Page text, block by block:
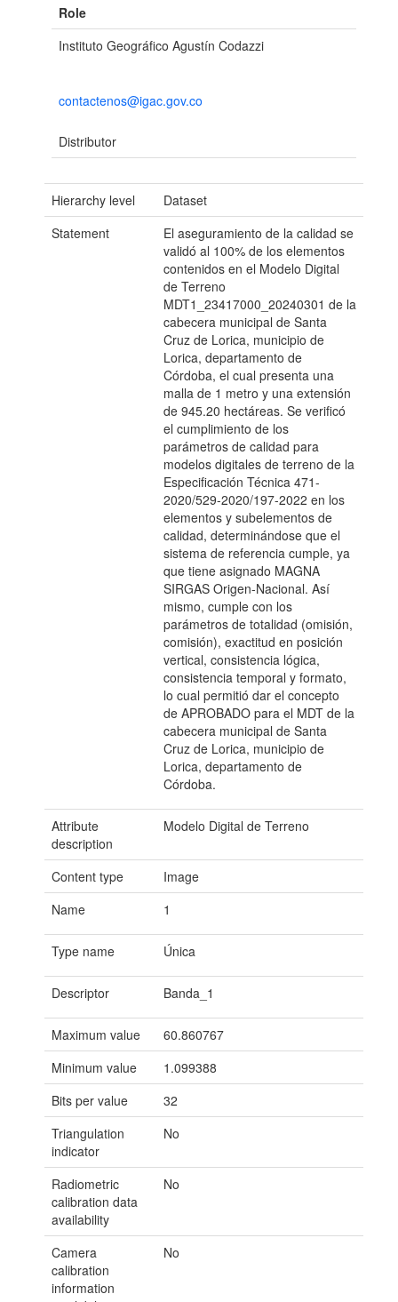
Role
Instituto Geográfico Agustín Codazzi
contactenos@igac.gov.co
Distributor
Hierarchy level
Dataset
Statement
El aseguramiento de la calidad se
validó al 100% de los elementos
contenidos en el Modelo Digital
de Terreno
MDT1_23417000_20240301 de la
cabecera municipal de Santa
Cruz de Lorica, municipio de
Lorica, departamento de
Córdoba, el cual presenta una
malla de 1 metro y una extensión
de 945.20 hectáreas. Se verificó
el cumplimiento de los
parámetros de calidad para
modelos digitales de terreno de la
Especificación Técnica 471-
2020/529-2020/197-2022 en los
elementos y subelementos de
calidad, determinándose que el
sistema de referencia cumple, ya
que tiene asignado MAGNA
SIRGAS Origen-Nacional. Así
mismo, cumple con los
parámetros de totalidad (omisión,
comisión), exactitud en posición
vertical, consistencia lógica,
consistencia temporal y formato,
lo cual permitió dar el concepto
de APROBADO para el MDT de la
cabecera municipal de Santa
Cruz de Lorica, municipio de
Lorica, departamento de
Córdoba.
Attribute
description
Modelo Digital de Terreno
Content type
Image
Name
1
Type name Única
Descriptor Banda_1
Maximum value
60.860767
Minimum value
1.099388
Bits per value
32
Triangulation
indicator
No
Radiometric
calibration data
availability
No
Camera
calibration
information
No